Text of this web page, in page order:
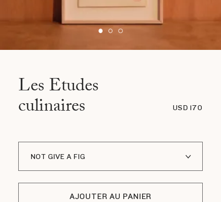
Les Etudes
culinaires USD 170
NOT GIVE A FIG
APPLES AND ORANGES
AJOUTER AU PANIER